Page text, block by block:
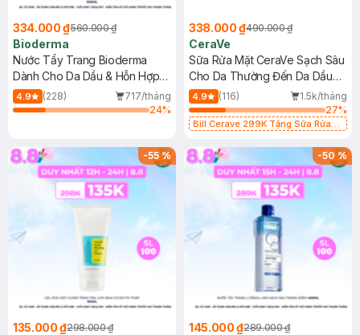
334.000 ₫560.000 ₫
Bioderma
Nước Tẩy Trang Bioderma
Dành Cho Da Dầu & Hỗn Hợp
500ml
4.9 (228)
717/tháng
24%
338.000 ₫490.000 ₫
CeraVe
Sữa Rửa Mặt CeraVe Sạch Sâu
Cho Da Thường Đến Da Dầu
473ml
4.9 (116)
1.5k/tháng
27%
Bill Cerave 299K Tặng Sữa Rửa
-55%
135.000 ₫298.000 ₫
-50%
145.000 ₫289.000 ₫